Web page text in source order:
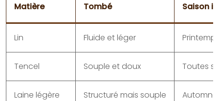
Matière Tombé Saison
Lin Fluide et léger
Tencel Souple et doux Toutes
Laine légère Structuré mais souple